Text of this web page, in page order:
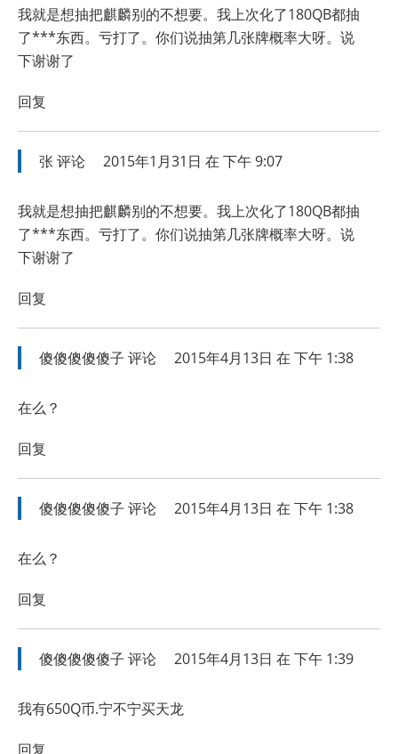
我就是想抽把麒麟别的不想要。我上次化了180QB都抽
了***东西。亏打了。你们说抽第几张牌概率大呀。说
下谢谢了
回复
张 评论 2015年1月31日 在 下午 9:07
我就是想抽把麒麟别的不想要。我上次化了180QB都抽
了***东西。亏打了。你们说抽第几张牌概率大呀。说
下谢谢了
回复
傻傻傻傻傻子 评论 2015年4月13日 在 下午 1:38
在么？
回复
傻傻傻傻傻子 评论 2015年4月13日 在 下午 1:38
在么？
回复
傻傻傻傻傻子 评论 2015年4月13日 在 下午 1:39
我有650Q币.宁不宁买天龙
回复